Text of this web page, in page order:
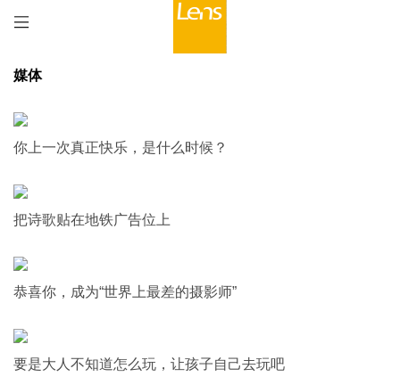
媒体
你上一次真正快乐，是什么时候？
把诗歌贴在地铁广告位上
恭喜你，成为“世界上最差的摄影师”
要是大人不知道怎么玩，让孩子自己去玩吧